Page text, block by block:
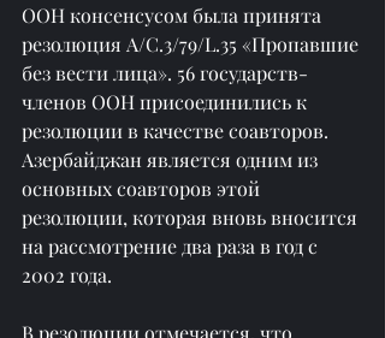
ООН консенсусом была принята
резолюция A/C.3/79/L.35 «Пропавшие
без вести лица». 56 государств-
членов ООН присоединились к
резолюции в качестве соавторов.
Азербайджан является одним из
основных соавторов этой
резолюции, которая вновь вносится
на рассмотрение два раза в год с
2002 года.
В резолюции отмечается, что